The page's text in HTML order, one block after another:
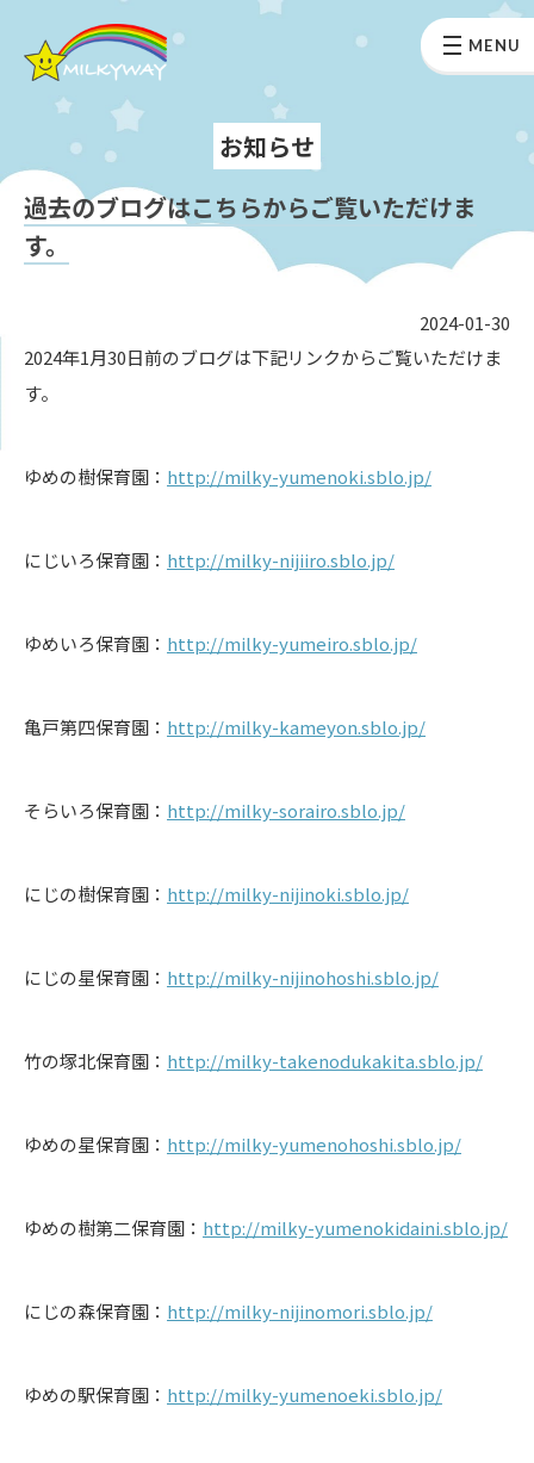
MENU
お知らせ
過去のブログはこちらからご覧いただけま
す。
2024-01-30
2024年1月30日前のブログは下記リンクからご覧いただけま
す。
ゆめの樹保育園： http://milky-yumenoki.sblo.jp/
にじいろ保育園： http://milky-nijiiro.sblo.jp/
ゆめいろ保育園： http://milky-yumeiro.sblo.jp/
亀戸第四保育園： http://milky-kameyon.sblo.jp/
そらいろ保育園： http://milky-sorairo.sblo.jp/
にじの樹保育園： http://milky-nijinoki.sblo.jp/
にじの星保育園： http://milky-nijinohoshi.sblo.jp/
竹の塚北保育園： http://milky-takenodukakita.sblo.jp/
ゆめの星保育園： http://milky-yumenohoshi.sblo.jp/
ゆめの樹第二保育園： http://milky-yumenokidaini.sblo.jp/
にじの森保育園： http://milky-nijinomori.sblo.jp/
ゆめの駅保育園： http://milky-yumenoeki.sblo.jp/